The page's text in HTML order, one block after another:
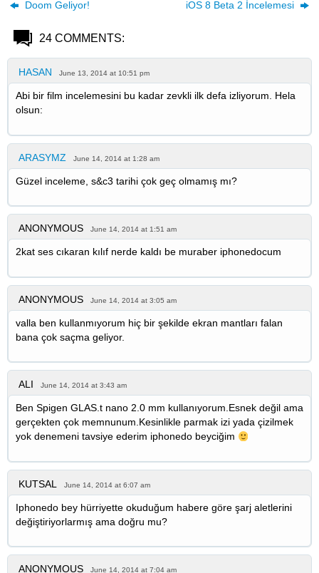
Doom Geliyor! iOS 8 Beta 2 İncelemesi
24 COMMENTS:
HASAN June 13, 2014 at 10:51 pm
Abi bir film incelemesini bu kadar zevkli ilk defa izliyorum. Hela
olsun:
ARASYMZ June 14, 2014 at 1:28 am
Güzel inceleme, s&c3 tarihi çok geç olmamış mı?
ANONYMOUS June 14, 2014 at 1:51 am
2kat ses cıkaran kılıf nerde kaldı be muraber iphonedocum
ANONYMOUS June 14, 2014 at 3:05 am
valla ben kullanmıyorum hiç bir şekilde ekran mantları falan
bana çok saçma geliyor.
ALI June 14, 2014 at 3:43 am
Ben Spigen GLAS.t nano 2.0 mm kullanıyorum.Esnek değil ama
gerçekten çok memnunum.Kesinlikle parmak izi yada çizilmek
yok denemeni tavsiye ederim iphonedo beyciğim
KUTSAL June 14, 2014 at 6:07 am
Iphonedo bey hürriyette okuduğum habere göre şarj aletlerini
değiştiriyorlarmış ama doğru mu?
ANONYMOUS June 14, 2014 at 7:04 am